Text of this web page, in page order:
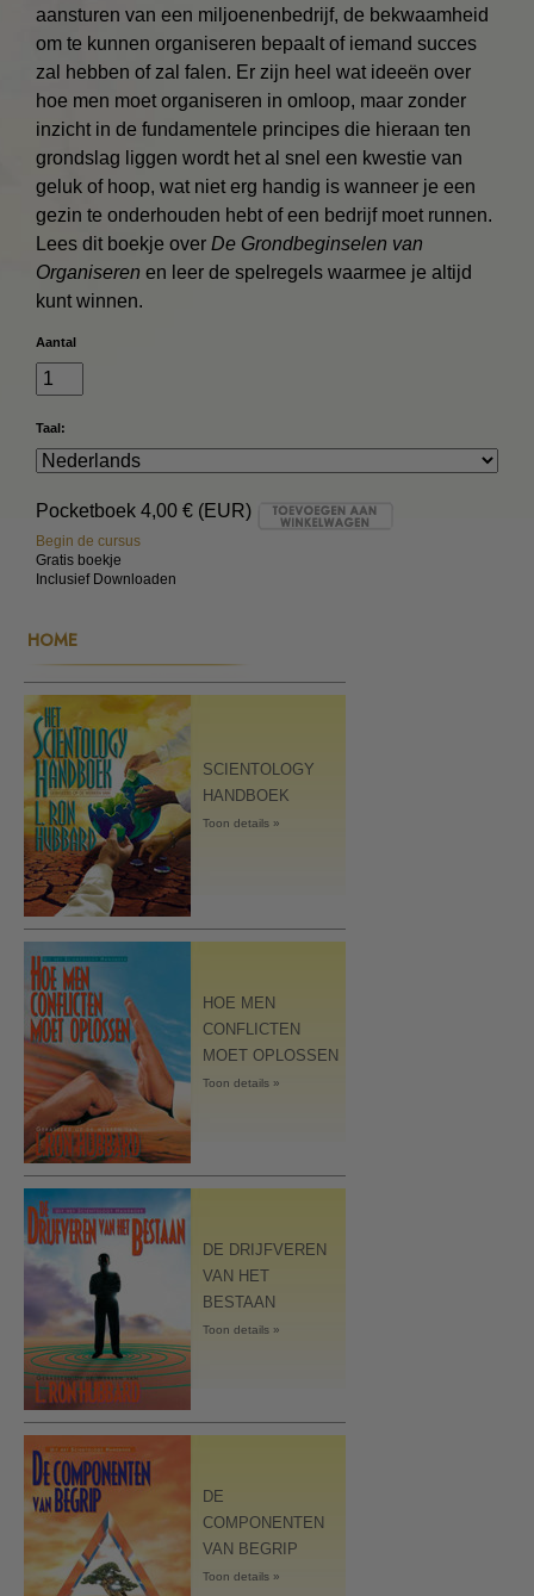
aansturen van een miljoenenbedrijf, de bekwaamheid
om te kunnen organiseren bepaalt of iemand succes
zal hebben of zal falen. Er zijn heel wat ideeën over
hoe men moet organiseren in omloop, maar zonder
inzicht in de fundamentele principes die hieraan ten
grondslag liggen wordt het al snel een kwestie van
geluk of hoop, wat niet erg handig is wanneer je een
gezin te onderhouden hebt of een bedrijf moet runnen.
Lees dit boekje over De Grondbeginselen van
Organiseren en leer de spelregels waarmee je altijd
kunt winnen.
Aantal
Taal:
Pocketboek 4,00 € (EUR)
Begin de cursus
Gratis boekje
Inclusief Downloaden
HOME
SCIENTOLOGY
HANDBOEK
Toon details »
HOE MEN
CONFLICTEN
MOET OPLOSSEN
Toon details »
DE DRIJFVEREN
VAN HET
BESTAAN
Toon details »
DE
COMPONENTEN
VAN BEGRIP
Toon details »